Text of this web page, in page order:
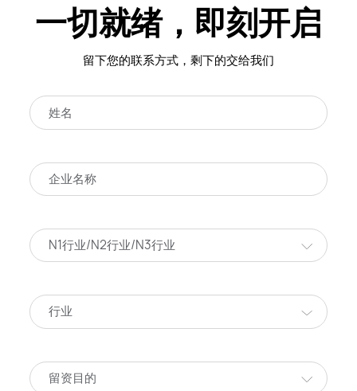
一切就绪，即刻开启
留下您的联系方式，剩下的交给我们
N1行业/N2行业/N3行业
行业
留资目的